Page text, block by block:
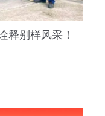
释别样风采！